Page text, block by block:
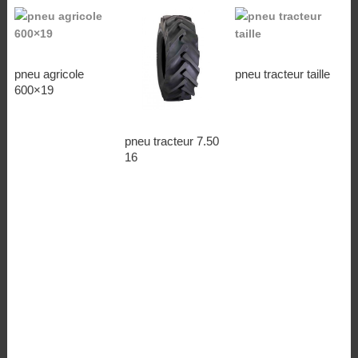
pneu agricole
600×19
pneu tracteur 7.50
16
pneu tracteur taille